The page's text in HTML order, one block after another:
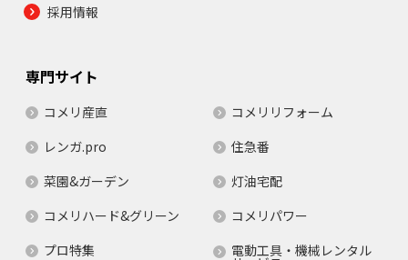
採用情報
専門サイト
コメリ産直
コメリリフォーム
レンガ.pro
住急番
菜園&ガーデン
灯油宅配
コメリハード&グリーン
コメリパワー
プロ特集
電動工具・機械レンタル